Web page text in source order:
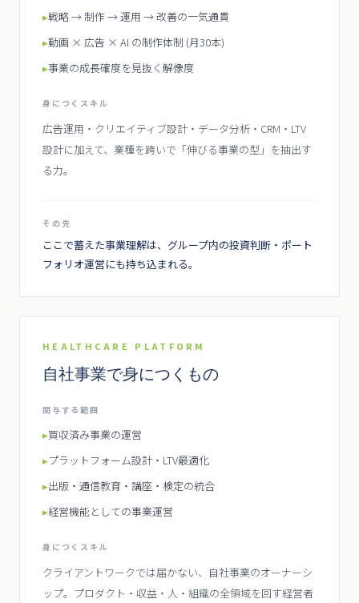
▸戦略 → 制作 → 運用 → 改善の一気通貫
▸動画 × 広告 × AI の制作体制 (月30本)
▸事業の成長確度を見抜く解像度
身につくスキル
広告運用・クリエイティブ設計・データ分析・CRM・LTV
設計に加えて、業種を跨いで「伸びる事業の型」を抽出す
る力。
その先
ここで蓄えた事業理解は、グループ内の投資判断・ポート
フォリオ運営にも持ち込まれる。
HEALTHCARE PLATFORM
自社事業で身につくもの
関与する範囲
▸買収済み事業の運営
▸プラットフォーム設計・LTV最適化
▸出版・通信教育・講座・検定の統合
▸経営機能としての事業運営
身につくスキル
クライアントワークでは届かない、自社事業のオーナーシ
ップ。プロダクト・収益・人・組織の全領域を回す経営者